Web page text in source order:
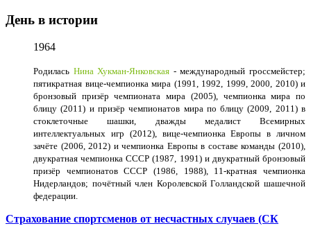
День в истории
1964
Родилась Нина Хукман-Янковская - международный гроссмейстер;
пятикратная вице-чемпионка мира (1991, 1992, 1999, 2000, 2010) и
бронзовый призёр чемпионата мира (2005), чемпионка мира по
блицу (2011) и призёр чемпионатов мира по блицу (2009, 2011) в
стоклеточные шашки, дважды медалист Всемирных
интеллектуальных игр (2012), вице-чемпионка Европы в личном
зачёте (2006, 2012) и чемпионка Европы в составе команды (2010),
двукратная чемпионка СССР (1987, 1991) и двукратный бронзовый
призёр чемпионатов СССР (1986, 1988), 11-кратная чемпионка
Нидерландов; почётный член Королевской Голландской шашечной
федерации.
Страхование спортсменов от несчастных случаев (СК